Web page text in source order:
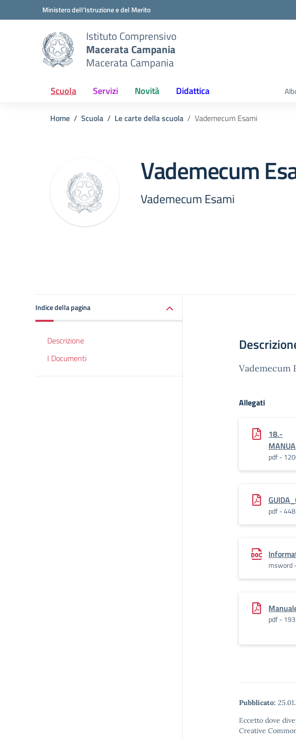
Vai ai contenuti
Vai al menu di navigazioneMinistero dell'Istruzione e del Merito
Istituto Comprensivo
Macerata Campania
Macerata Campania
Scuola Servizi Novità Didattica
Home Scuola Le carte della scuola Vademecum Esami
Vademecum
Vademecum Esami
Indice della pagina
Descrizione
I Documenti
Vademecum
Allegati
18.-
pdf -
pdf -
msword
pdf -
Pubblicato:
Eccetto dove
Creative